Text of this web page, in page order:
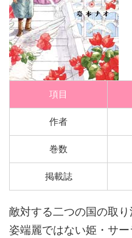
項目
作者
巻数
掲載誌
敵対する二つの国の取
姿端麗ではない姫・サ